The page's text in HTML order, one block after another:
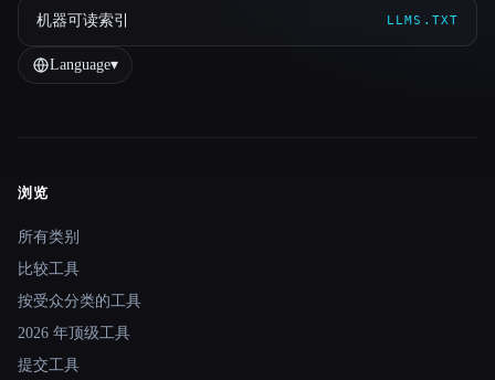
机器可读索引 LLMS.TXT
Language▾
Site navigation
浏览
所有类别
比较工具
按受众分类的工具
2026 年顶级工具
提交工具